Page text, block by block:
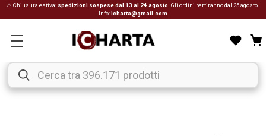
⚠ Chiusura estiva: spedizioni sospese dal 13 al 24 agosto . Gli ordini partiranno dal 25 agosto.
Info:icharta@gmail.com